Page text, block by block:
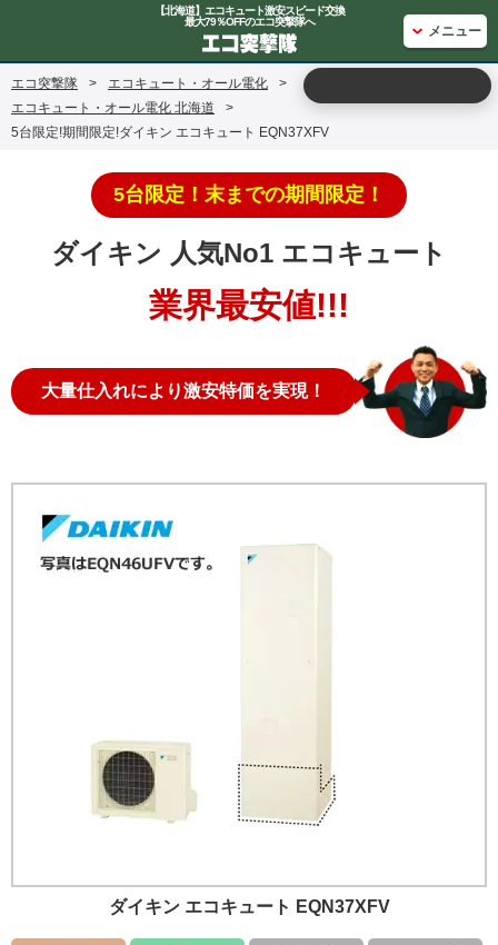
【北海道】エコキュート激安スピード交換
最大79％OFFのエコ突撃隊へ
メニュー
エコ突撃隊 > エコキュート・オール電化
>
エコキュート・オール電化 北海道
>
5台限定!期間限定!ダイキン エコキュート EQN37XFV
5台限定！末までの期間限定！
ダイキン 人気No1 エコキュート
業界最安値!!!
大量仕入れにより激安特価を実現！
ダイキン エコキュート EQN37XFV